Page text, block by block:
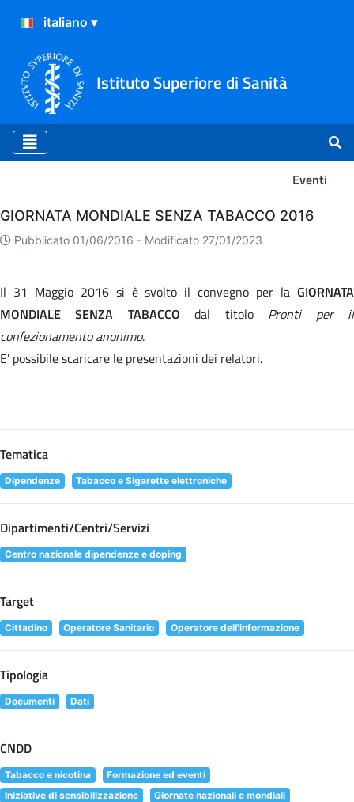
Istituto Superiore di Sanità
Eventi
Eventi
GIORNATA MONDIALE SENZA TABACCO 2016
Pubblicato 01/06/2016 - Modificato 27/01/2023
Il 31 Maggio 2016 si è svolto il convegno per la GIORNATA
MONDIALE SENZA TABACCOdal titolo Pronti per il
confezionamento anonimo.
E' possibile scaricare le presentazioni dei relatori.
Tematica
Dipendenze Tabacco e Sigarette elettroniche
Dipartimenti/Centri/Servizi
Centro nazionale dipendenze e doping
Target
Cittadino Operatore Sanitario Operatore dell'informazione
Tipologia
Documenti Dati
CNDD
Tabacco e nicotina
Formazione ed eventi
Iniziative di sensibilizzazione
Giornate nazionali e mondiali